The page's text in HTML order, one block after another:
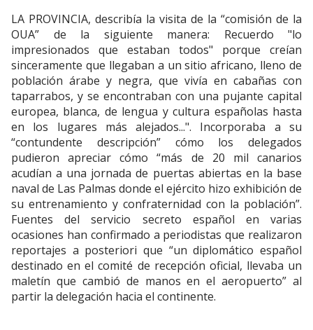
LA PROVINCIA, describía la visita de la “comisión de la
OUA” de la siguiente manera: Recuerdo "lo
impresionados que estaban todos" porque creían
sinceramente que llegaban a un sitio africano, lleno de
población árabe y negra, que vivía en cabañas con
taparrabos, y se encontraban con una pujante capital
europea, blanca, de lengua y cultura españolas hasta
en los lugares más alejados...". Incorporaba a su
“contundente descripción” cómo los delegados
pudieron apreciar cómo “más de 20 mil canarios
acudían a una jornada de puertas abiertas en la base
naval de Las Palmas donde el ejército hizo exhibición de
su entrenamiento y confraternidad con la población”.
Fuentes del servicio secreto español en varias
ocasiones han confirmado a periodistas que realizaron
reportajes a posteriori que “un diplomático español
destinado en el comité de recepción oficial, llevaba un
maletín que cambió de manos en el aeropuerto” al
partir la delegación hacia el continente.